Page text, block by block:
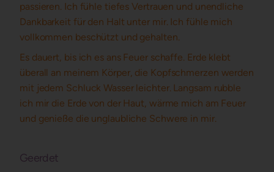
passieren. Ich fühle tiefes Vertrauen und unendliche
Dankbarkeit für den Halt unter mir. Ich fühle mich
vollkommen beschützt und gehalten.
Es dauert, bis ich es ans Feuer schaffe. Erde klebt
überall an meinem Körper, die Kopfschmerzen werden
mit jedem Schluck Wasser leichter. Langsam rubble
ich mir die Erde von der Haut, wärme mich am Feuer
und genieße die unglaubliche Schwere in mir.
Geerdet